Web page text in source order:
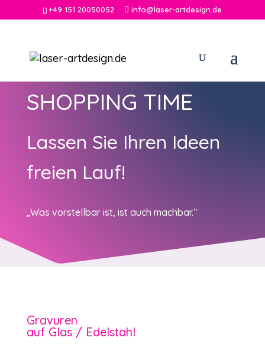
+49 151 20050052 info@laser-artdesign.de
SHOPPING TIME
Lassen Sie Ihren Ideen
freien Lauf!
„Was vorstellbar ist, ist auch machbar.“
Gravuren
auf Glas / Edelstahl